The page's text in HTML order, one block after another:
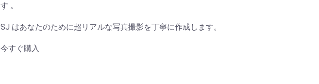
す 。
SJ はあなたのために超リアルな写真撮影を丁寧に作成します。
今すぐ購入